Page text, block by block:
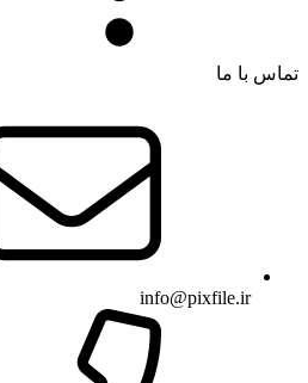
تماس با ما
info@pixfile.ir